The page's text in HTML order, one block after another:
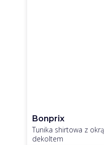
Bonprix
Tunika shirtowa z
dekoltem